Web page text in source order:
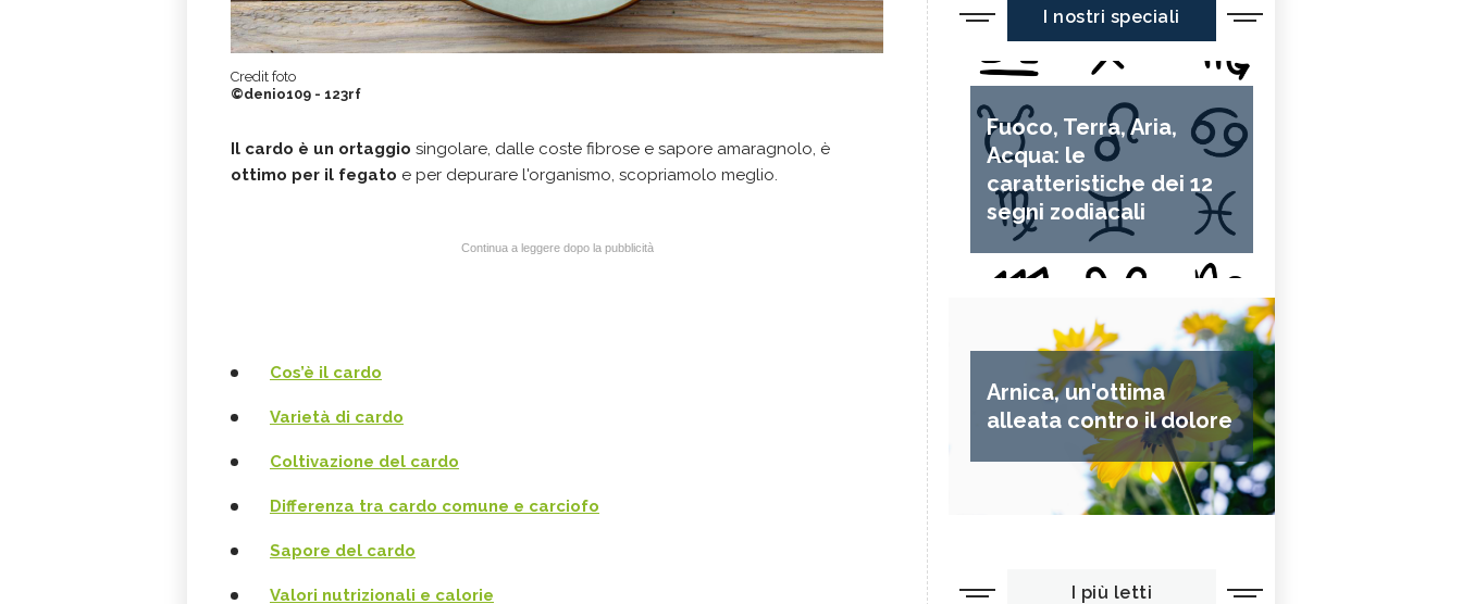
Credit foto
©denio109 - 123rf
Il cardo è un ortaggio singolare, dalle coste fibrose e sapore amaragnolo, è
ottimo per il fegato e per depurare l'organismo, scopriamolo meglio.
Continua a leggere dopo la pubblicità
Cos’è il cardo
Varietà di cardo
Coltivazione del cardo
Differenza tra cardo comune e carciofo
Sapore del cardo
Valori nutrizionali e calorie
I nostri speciali
Fuoco, Terra, Aria,
Acqua: le
caratteristiche dei 12
segni zodiacali
Arnica, un'ottima
alleata contro il dolore
I più letti